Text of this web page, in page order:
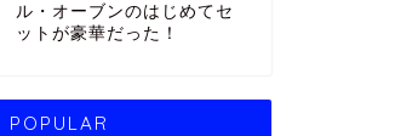
ル・オーブンのはじめてセ
ットが豪華だった！
POPULAR